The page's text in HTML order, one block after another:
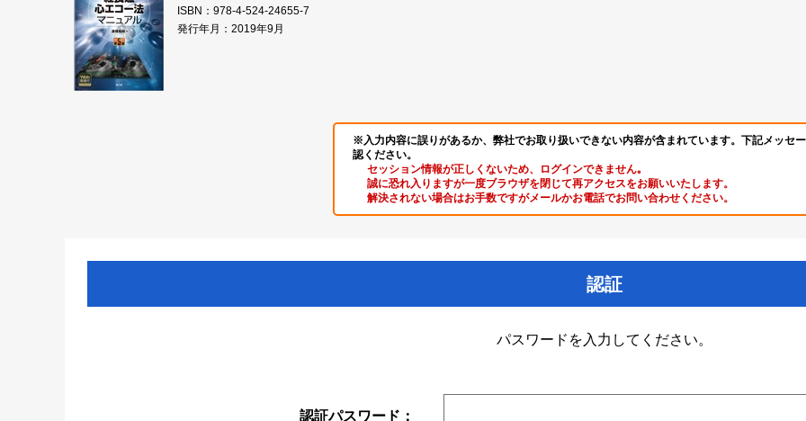
ISBN：978-4-524-24655-7
発行年月：2019年9月
※入力内容に誤りがあるか、弊社でお取り扱いできない内容が含まれています。下記メッセ
認ください。
セッション情報が正しくないため、ログインできません｡
誠に恐れ入りますが一度ブラウザを閉じて再アクセスをお願いいたします。
解決されない場合はお手数ですがメールかお電話でお問い合わせください。
認証
パスワードを入力してください。
認証パスワード：